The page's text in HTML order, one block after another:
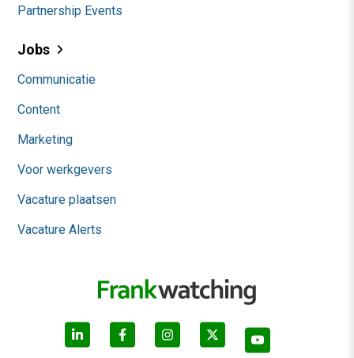
Partnership Events
Jobs
Communicatie
Content
Marketing
Voor werkgevers
Vacature plaatsen
Vacature Alerts